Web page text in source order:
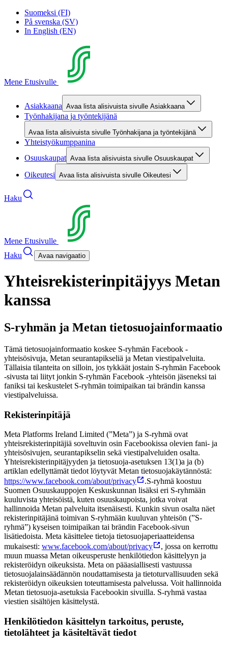
Suomeksi (FI)
På svenska (SV)
In English (EN)
Mene Etusivulle
Asiakkaana Avaa lista alisivuista sivulle Asiakkaana
Työnhakijana ja työntekijänä
Avaa lista alisivuista sivulle Työnhakijana ja työntekijänä
Yhteistyökumppanina
Osuuskaupat Avaa lista alisivuista sivulle Osuuskaupat
Oikeutesi Avaa lista alisivuista sivulle Oikeutesi
Haku
Mene Etusivulle
Haku
Avaa navigaatio
Yhteisrekisterinpitäjyys Metan
kanssa
S-ryhmän ja Metan tietosuojainformaatio
Tämä tietosuojainformaatio koskee S-ryhmän Facebook -
yhteisösivuja, Metan seurantapikseliä ja Metan viestipalveluita.
Tällaisia tilanteita on silloin, jos tykkäät jostain S-ryhmän Facebook
-sivusta tai liityt jonkin S-ryhmän Facebook -yhteisön jäseneksi tai
faniksi tai keskustelet S-ryhmän toimipaikan tai brändin kanssa
viestipalveluissa.
Rekisterinpitäjä
Meta Platforms Ireland Limited (”Meta”) ja S-ryhmä ovat
yhteisrekisterinpitäjiä soveltuvin osin Facebookissa olevien fani- ja
yhteisösivujen, seurantapikselin sekä viestipalveluiden osalta.
Yhteisrekisterinpitäjyyden ja tietosuoja-asetuksen 13(1)a ja (b)
artiklan edellyttämät tiedot löytyvät Metan tietosuojakäytännöstä:
https://www.facebook.com/about/privacy
.S-ryhmä koostuu
Suomen Osuuskauppojen Keskuskunnan lisäksi eri S-ryhmään
kuuluvista yhteisöistä, kuten osuuskaupoista, jotka voivat
hallinnoida Metan palveluita itsenäisesti. Kunkin sivun osalta näet
rekisterinpitäjänä toimivan S-ryhmään kuuluvan yhteisön (”S-
ryhmä”) kyseisen toimipaikan tai brändin Facebook-sivun
lisätiedoista. Meta käsittelee tietoja tietosuojaperiaatteidensa
mukaisesti: www.facebook.com/about/privacy
, jossa on kerrottu
muun muassa Metan oikeusperuste henkilötiedon käsittelyyn ja
rekisteröidyn oikeuksista. Meta on pääasiallisesti vastuussa
tietosuojalainsäädännön noudattamisesta ja tietoturvallisuuden sekä
rekisteröidyn oikeuksien toteuttamisesta palvelussa. Voit hallinnoida
Metan tietosuoja-asetuksia Facebookin sivuilla. S-ryhmä vastaa
viestien sisältöjen käsittelystä.
Henkilötiedon käsittelyn tarkoitus, peruste,
tietolähteet ja käsiteltävät tiedot